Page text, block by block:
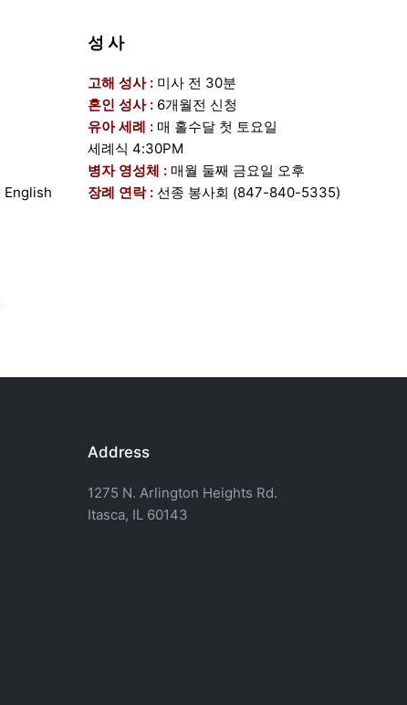
English
성 사
고해 성사 :미사 전 30분
혼인 성사 :6개월전 신청
유아 세례 : 매 홀수달 첫 토요일
세례식 4:30PM
병자 영성체 :매월 둘째 금요일 오후
장례 연락 :선종 봉사회 (847-840-5335)
Address
1275 N. Arlington Heights Rd.
Itasca, IL 60143